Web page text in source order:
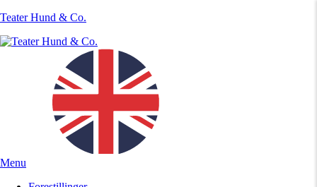
Teater Hund & Co.
Menu